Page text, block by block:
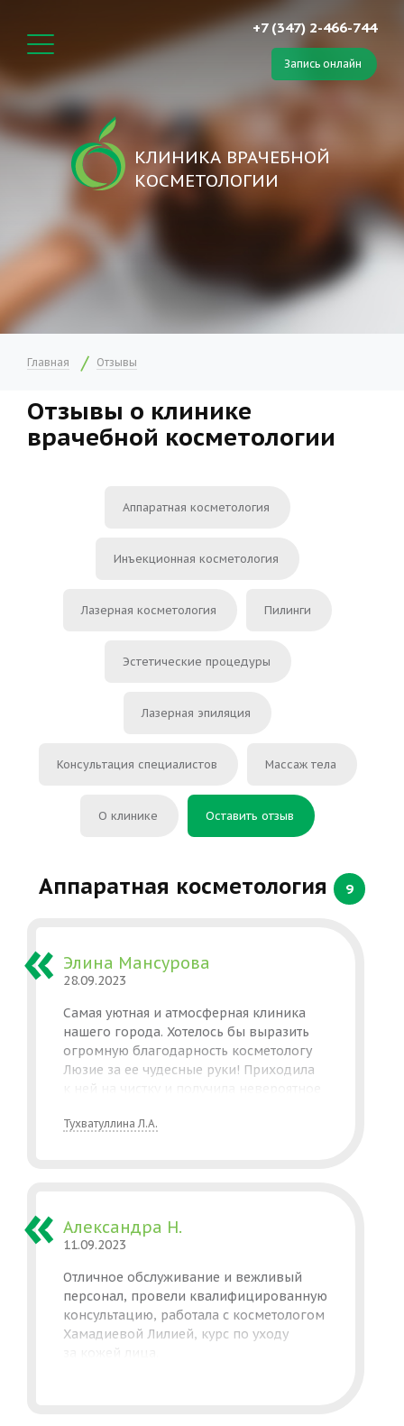
+7 (347) 2-466-744
Запись онлайн
КЛИНИКА ВРАЧЕБНОЙ
КОСМЕТОЛОГИИ
Главная Отзывы
Отзывы о клинике
врачебной косметологии
Аппаратная косметология
Инъекционная косметология
Лазерная косметология Пилинги
Эстетические процедуры
Лазерная эпиляция
Консультация специалистов Массаж тела
О клинике Оставить отзыв
Аппаратная косметология 9
Элина Мансурова
28.09.2023
Самая уютная и атмосферная клиника
нашего города. Хотелось бы выразить
огромную благодарность косметологу
Люзие за ее чудесные руки! Приходила
к ней на чистку и получила невероятное
и от результата. Также она
Тухватуллина Л.А.
Александра Н.
11.09.2023
Отличное обслуживание и вежливый
персонал, провели квалифицированную
консультацию, работала с косметологом
Хамадиевой Лилией, курс по уходу
за кожей лица.